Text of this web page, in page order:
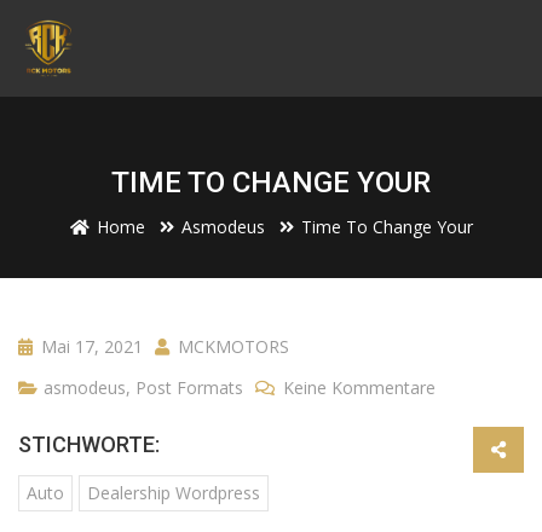
TIME TO CHANGE YOUR
Home Asmodeus Time To Change Your
Mai 17, 2021
MCKMOTORS
asmodeus, Post Formats Keine Kommentare
STICHWORTE:
Auto Dealership Wordpress